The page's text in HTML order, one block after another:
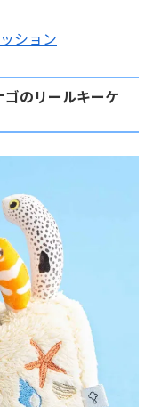
ション
のリールキーケ